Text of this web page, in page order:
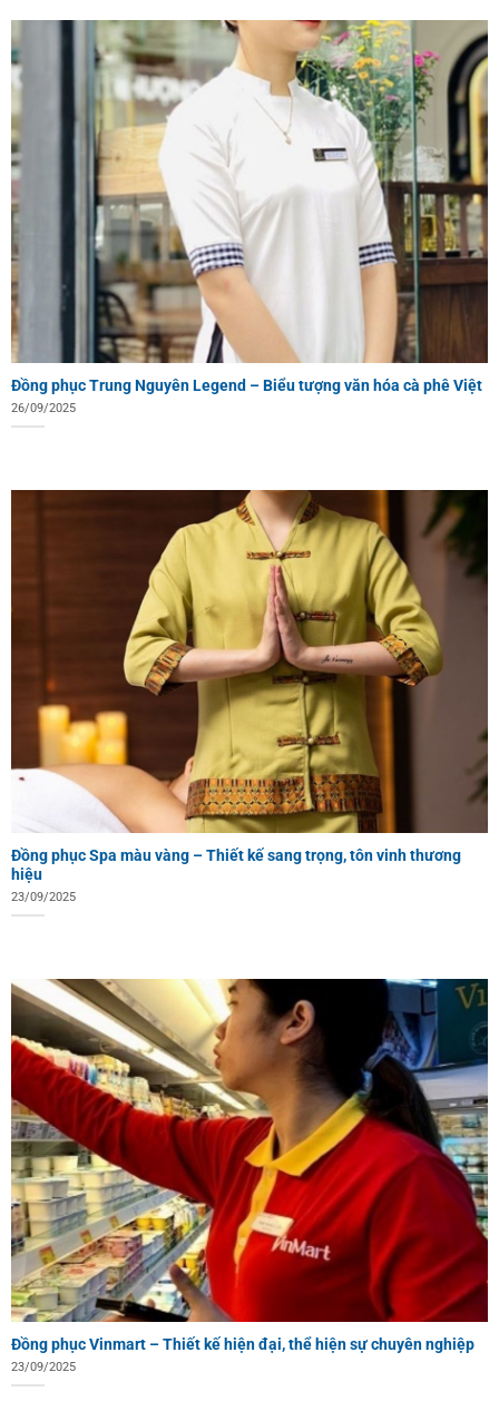
Đồng phục Trung Nguyên Legend – Biểu tượng văn hóa cà phê Việt
26/09/2025
Đồng phục Spa màu vàng – Thiết kế sang trọng, tôn vinh thương
hiệu
23/09/2025
Đồng phục Vinmart – Thiết kế hiện đại, thể hiện sự chuyên nghiệp
23/09/2025